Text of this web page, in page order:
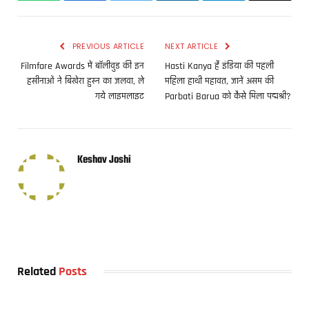
PREVIOUS ARTICLE
Filmfare Awards में बॉलीवुड की इन
हसीनाओं ने बिखेरा हुस्न का जलवा, ले
गये लाइमलाइट
NEXT ARTICLE
Hasti Kanya हैं इंडिया की पहली
महिला हाथी महावत, जानें असम की
Parbati Barua को कैसे मिला पद्मश्री?
Keshav Joshi
Related Posts